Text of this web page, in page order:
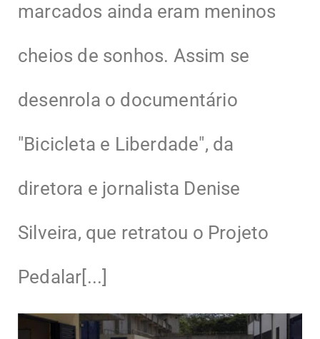
marcados ainda eram meninos
cheios de sonhos. Assim se
desenrola o documentário
"Bicicleta e Liberdade", da
diretora e jornalista Denise
Silveira, que retratou o Projeto
Pedalar[...]